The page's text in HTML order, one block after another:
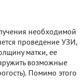
необходимой
проведение УЗИ,
матки, ее
возможные
Помимо этого